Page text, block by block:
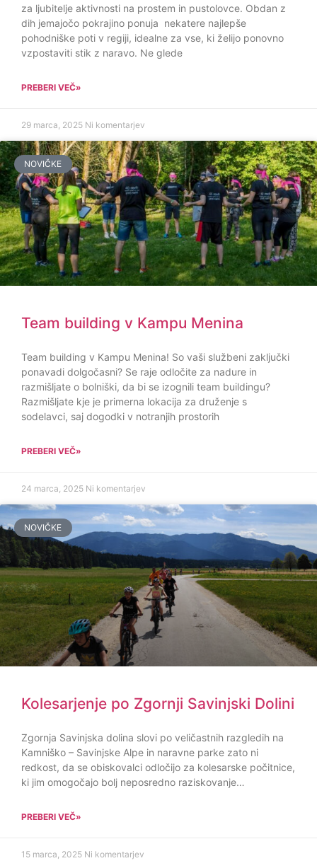
za ljubitelje aktivnosti na prostem in pustolovce. Obdan z
dih jemajočo pokrajino ponuja nekatere najlepše
pohodniške poti v regiji, idealne za vse, ki želijo ponovno
vzpostaviti stik z naravo. Ne glede
PREBERI VEČ»
29 marca, 2025 Ni komentarjev
NOVIČKE
Team building v Kampu Menina
Team building v Kampu Menina! So vaši službeni zaključki
ponavadi dolgočasni? Se raje odločite za nadure in
razmišljate o bolniški, da bi se izognili team buildingu?
Razmišljate kje je primerna lokacija za druženje s
sodelavci, saj dogodki v notranjih prostorih
PREBERI VEČ»
24 marca, 2025 Ni komentarjev
NOVIČKE
Kolesarjenje po Zgornji Savinjski Dolini
Zgornja Savinjska dolina slovi po veličastnih razgledih na
Kamniško – Savinjske Alpe in naravne parke zato ni
redkost, da se obiskovalci odločijo za kolesarske počitnice,
ki jim omogočajo bolj neposredno raziskovanje…
PREBERI VEČ»
15 marca, 2025 Ni komentarjev